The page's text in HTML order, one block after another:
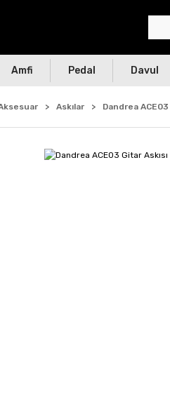
Amfi Pedal Davul
Askılar Dandrea ACE03